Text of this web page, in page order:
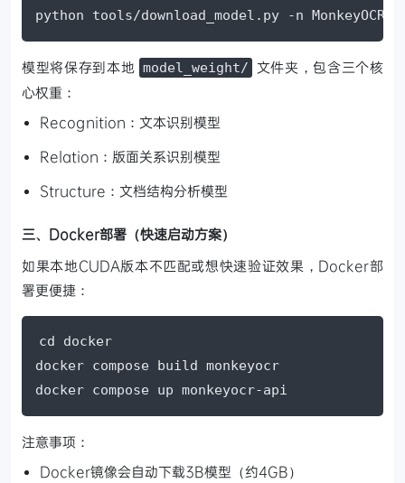
python tools/download_model.py -n MonkeyOCR-
模型将保存到本地 model_weight/
文件夹，包含三个核
心权重：
Recognition：文本识别模型
Relation：版面关系识别模型
Structure：文档结构分析模型
三、Docker部署（快速启动方案）
如果本地CUDA版本不匹配或想快速验证效果，Docker部
署更便捷：
cd docker
docker compose build monkeyocr
docker compose up monkeyocr-api
注意事项：
Docker镜像会自动下载3B模型（约4GB）